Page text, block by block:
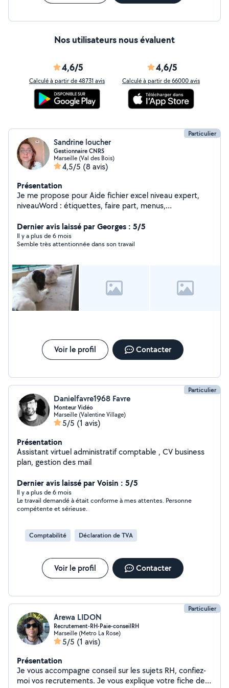
Nos utilisateurs nous évaluent
4,6/5
Calculé à partir de 48731 avis
4,6/5
Calculé à partir de 66000 avis
Particulier
Sandrine loucher
Gestionnaire CNRS
Marseille (Val des Bois)
4,5/5 (8 avis)
Présentation
Je me propose pour Aide fichier excel niveau expert,
niveauWord : étiquettes, faire part, menus,
couper les ongles j'ai l'habitude de le faire je suis
équipée
Dernier avis laissé par Georges : 5/5
Il y a plus de 6 mois
Semble très attentionnée dans son travail
Voir le profil Contacter
Particulier
Danielfavre1968 Favre
Monteur Vidéo
Marseille (Valentine Village)
5/5 (1 avis)
Présentation
Assistant virtuel administratif comptable , CV business
plan, gestion des mail
Dernier avis laissé par Voisin : 5/5
Il y a plus de 6 mois
Le travail demandé à était conforme à mes attentes. Personne
compétente et sérieuse.
Comptabilité Déclaration de TVA
Voir le profil Contacter
Particulier
Arewa LIDON
Recrutement-RH-Paie-conseilRH
Marseille (Metro La Rose)
5/5 (1 avis)
Présentation
Je vous accompagne conseil sur les sujets RH, confiez-
moi vos recrutements. Je vous explique votre fiche de